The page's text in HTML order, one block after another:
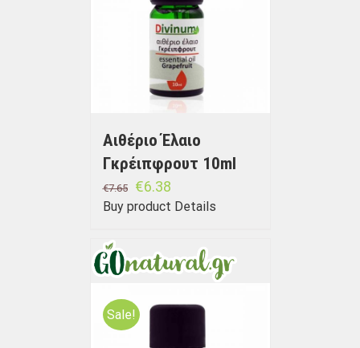
Αιθέριο Έλαιο
Γκρέιπφρουτ 10ml
€7.65 €6.38
Buy product Details
Sale!